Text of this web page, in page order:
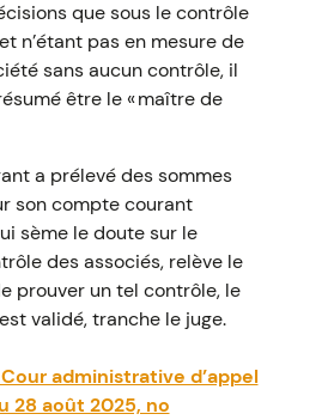
que sous le contrôle
n’étant pas en mesure de
sans aucun contrôle, il
être le « maître de
a prélevé des sommes
son compte courant
sème le doute sur le
des associés, relève le
prouver un tel contrôle, le
validé, tranche le juge.
administrative d’appel
28 août 2025, no